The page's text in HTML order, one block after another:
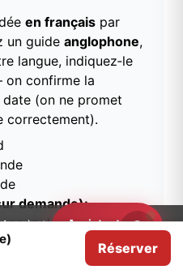
en français par
un guide anglophone,
langue, indiquez‑le
confirme la
(on ne promet
correctement).
demande):
japonais,
Réserver
Assistant
Need help?
à des fins d'analyse.